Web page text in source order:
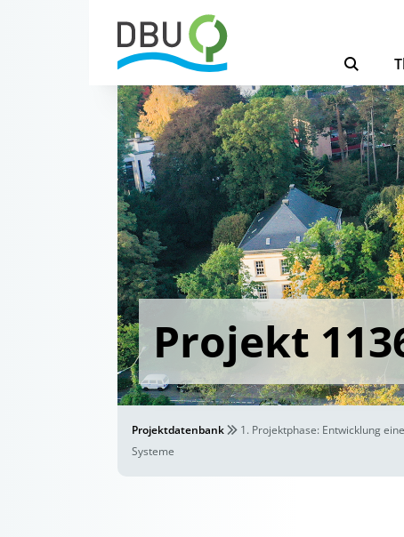
Projekt
Projektdatenbank
1. Projektphase: Entwicklung
Systeme